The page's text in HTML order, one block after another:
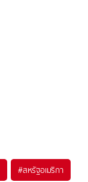
#สหรัฐอเมริกา